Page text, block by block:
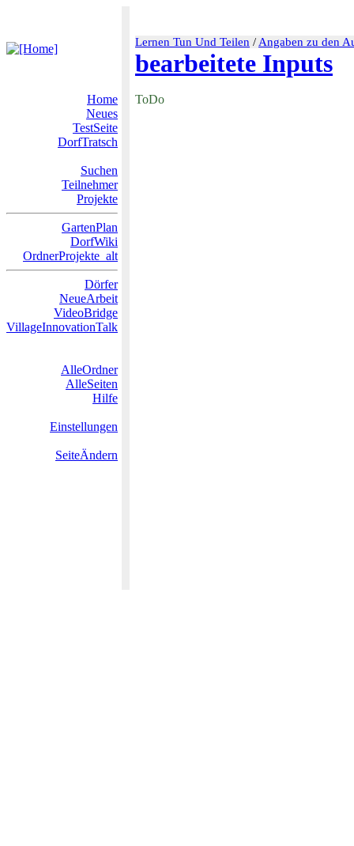
Lernen Tun Und Teilen / Angaben zu den
bearbeitete Inputs
Home
Neues
TestSeite
DorfTratsch
Suchen
Teilnehmer
Projekte
GartenPlan
DorfWiki
OrdnerProjekte_alt
Dörfer
NeueArbeit
VideoBridge
VillageInnovationTalk
AlleOrdner
AlleSeiten
Hilfe
Einstellungen
SeiteÄndern
ToDo